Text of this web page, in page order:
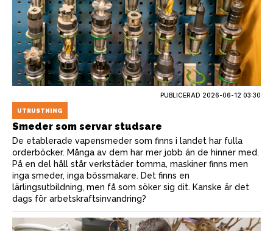
PUBLICERAD 2026-06-12 03:30
UTRUSTNING
Smeder som servar studsare
De etablerade vapensmeder som finns i landet har fulla
orderböcker. Många av dem har mer jobb än de hinner med.
På en del håll står verkstäder tomma, maskiner finns men
inga smeder, inga bössmakare. Det finns en
lärlingsutbildning, men få som söker sig dit. Kanske är det
dags för arbetskraftsinvandring?